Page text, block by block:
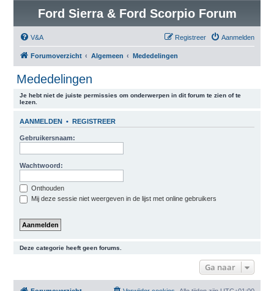
Ford Sierra & Ford Scorpio Forum
V&A Aanmelden
Registreer
Forumoverzicht Algemeen Mededelingen
Mededelingen
Je hebt niet de juiste permissies om onderwerpen in dit forum te zien of te
lezen.
AANMELDEN • REGISTREER
Gebruikersnaam:
Wachtwoord:
Onthouden
Mij deze sessie niet weergeven in de lijst met online gebruikers
Deze categorie heeft geen forums.
Ga naar